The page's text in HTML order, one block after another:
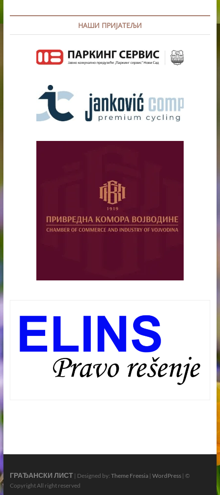
НАШИ ПРИЈАТЕЉИ
ГРАЂАНСКИ ЛИСТ| Designed by: Theme Freesia| WordPress| ©
Copyright All right reserved